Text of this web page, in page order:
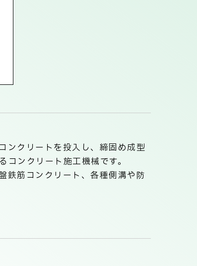
ンクリートを投入し、締固め成型
ンクリート施工機械です。
鉄筋コンクリート、各種側溝や防